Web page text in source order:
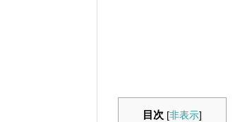
目次 [非表示]